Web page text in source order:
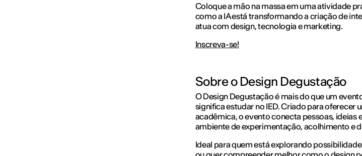
Coloque a mão na massa em uma atividade
como a IA está transformando a criação de
atua com design, tecnologia e marketing.
Inscreva-se!
Sobre o Design Degustação
O Design Degustação é mais do que um
significa estudar no IED. Criado para oferecer
acadêmica, o evento conecta pessoas, ideias
ambiente de experimentação, acolhimento e
Ideal para quem está explorando